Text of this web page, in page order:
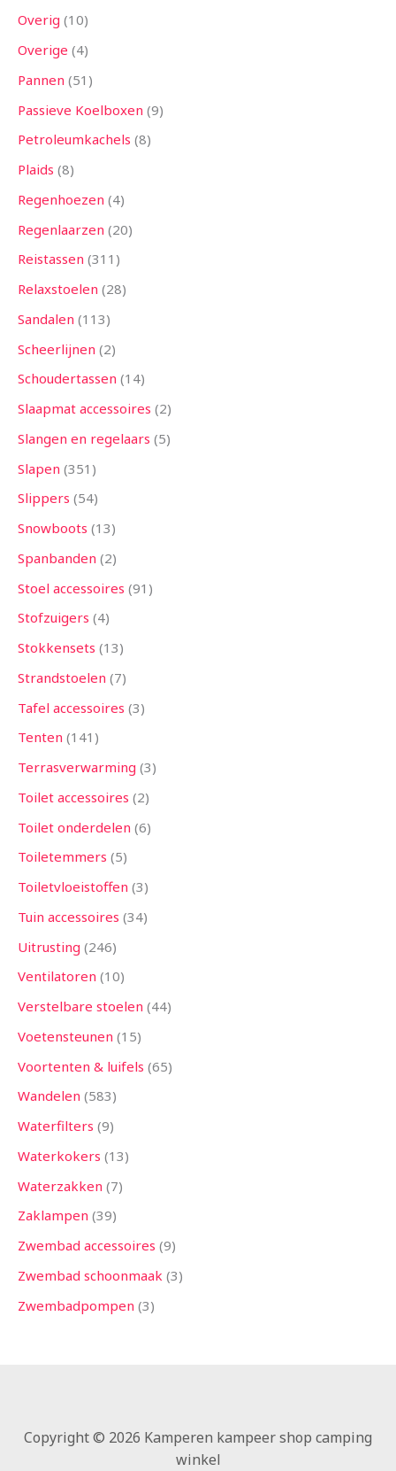
Overig 10
Overige 4
Pannen 51
Passieve Koelboxen 9
Petroleumkachels 8
Plaids 8
Regenhoezen 4
Regenlaarzen 20
Reistassen 311
Relaxstoelen 28
Sandalen 113
Scheerlijnen 2
Schoudertassen 14
Slaapmat accessoires 2
Slangen en regelaars 5
Slapen 351
Slippers 54
Snowboots 13
Spanbanden 2
Stoel accessoires 91
Stofzuigers 4
Stokkensets 13
Strandstoelen 7
Tafel accessoires 3
Tenten 141
Terrasverwarming 3
Toilet accessoires 2
Toilet onderdelen 6
Toiletemmers 5
Toiletvloeistoffen 3
Tuin accessoires 34
Uitrusting 246
Ventilatoren 10
Verstelbare stoelen 44
Voetensteunen 15
Voortenten & luifels 65
Wandelen 583
Waterfilters 9
Waterkokers 13
Waterzakken 7
Zaklampen 39
Zwembad accessoires 9
Zwembad schoonmaak 3
Zwembadpompen 3
Copyright © 2026 Kamperen kampeer shop camping
winkel